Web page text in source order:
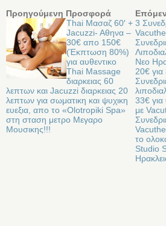
Προηγούμενη Προσφορά
Thai Μασαζ 60′ +
Jacuzzi- Aθηνα –
30€ απο 150€
(Έκπτωση 80%)
για αυθεντικο
Thai Massage
διαρκειας 60
λεπτων και Jacuzzi διαρκειας 20
λεπτων για σωματικη και ψυχικη
ευεξια, απο το «Olotropiki Spa»
στη σταση μετρο Μεγαρο
Μουσικης!!!
3
Νεο
20€ για
33€ για
με
το
Studio